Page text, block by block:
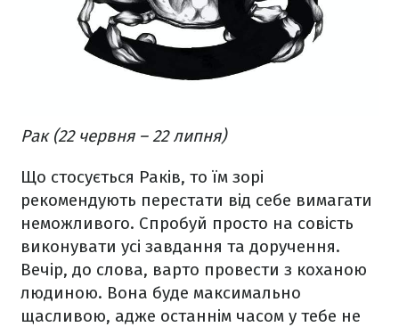
Рак (22 червня – 22 липня)
Що стосується Раків, то їм зорі
рекомендують перестати від себе вимагати
неможливого. Спробуй просто на совість
виконувати усі завдання та доручення.
Вечір, до слова, варто провести з коханою
людиною. Вона буде максимально
щасливою, адже останнім часом у тебе не